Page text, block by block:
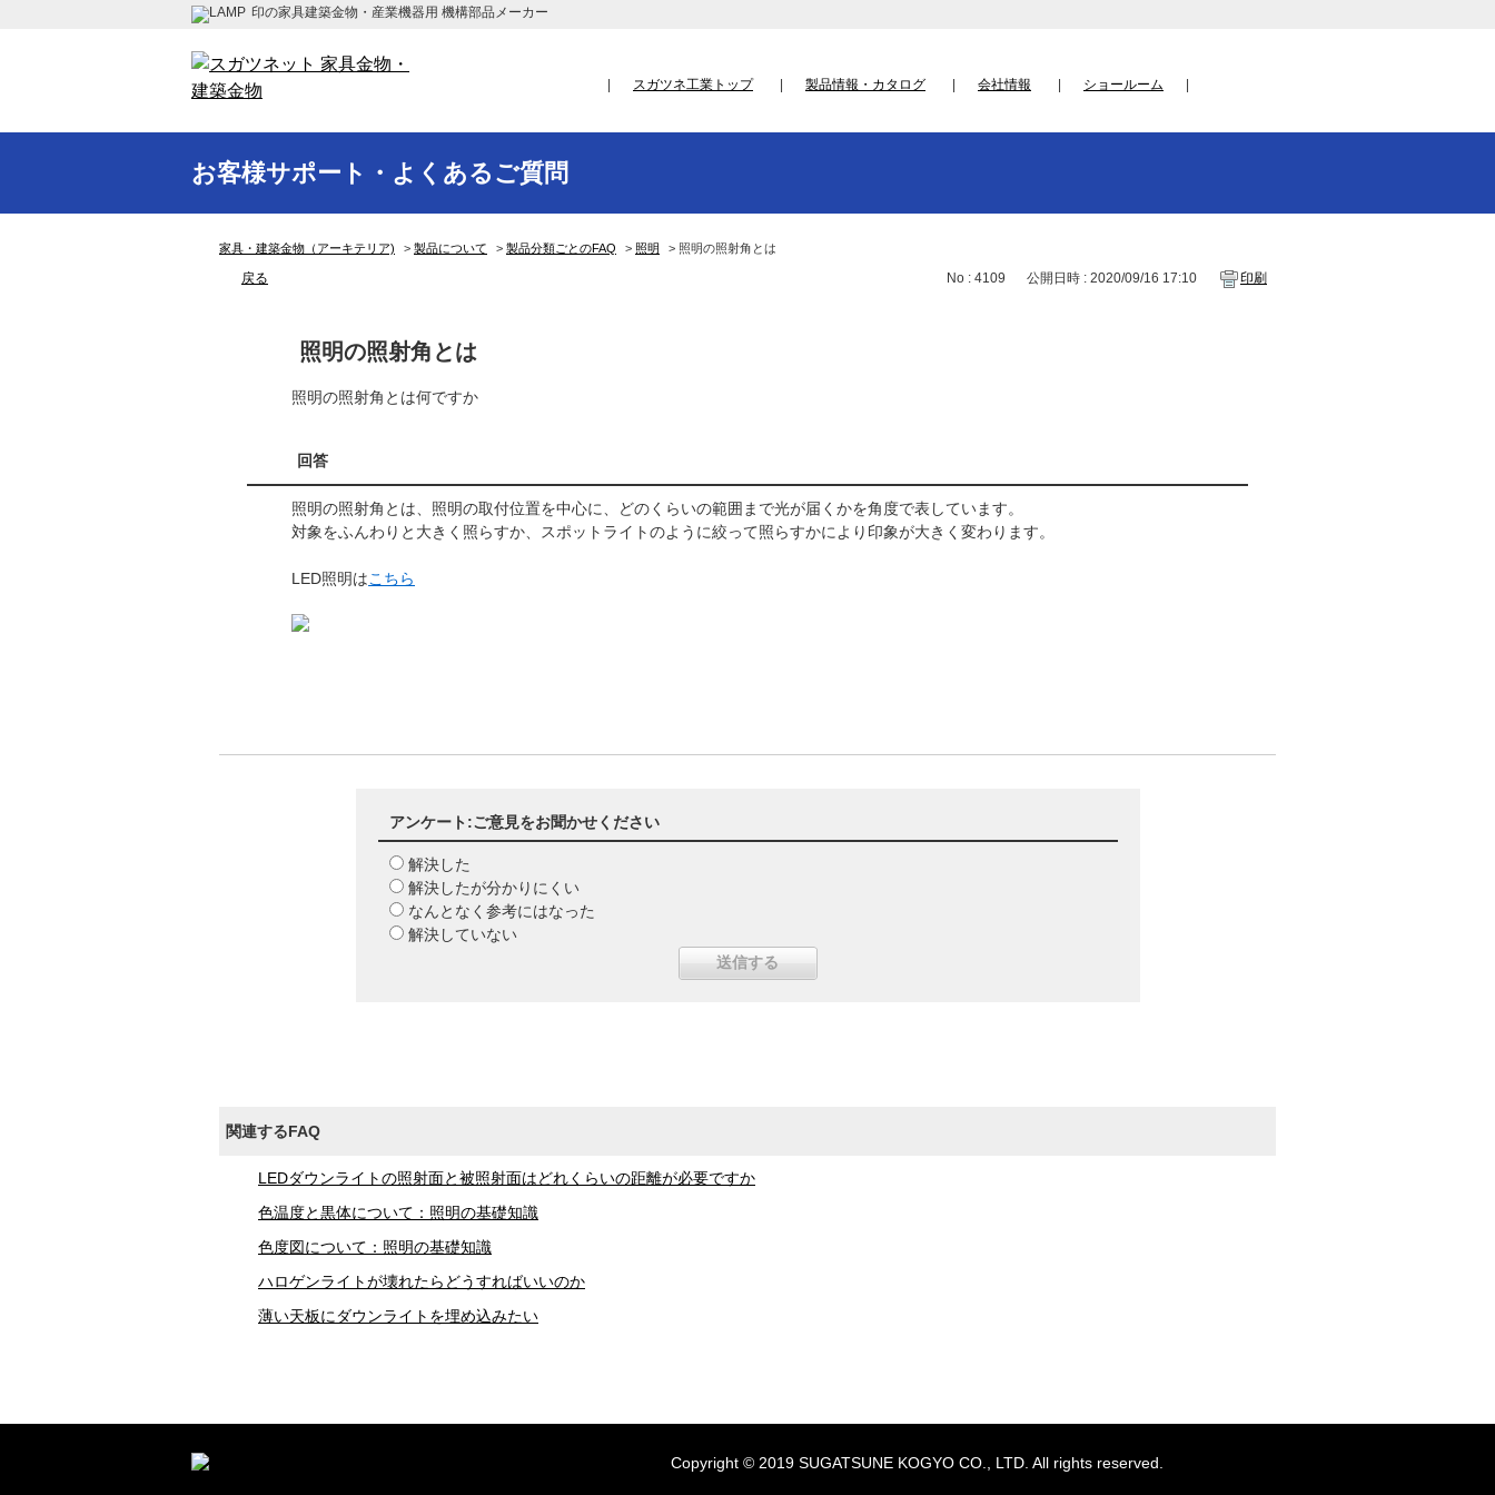
印の家具建築金物・産業機器用 機構部品メーカー
スガツネ工業トップ 製品情報・カタログ 会社情報 ショールーム
お客様サポート・よくあるご質問
家具・建築金物（アーキテリア) > 製品について > 製品分類ごとのFAQ > 照明 > 照明の照射角とは
戻る No : 4109 公開日時 : 2020/09/16 17:10 印刷
照明の照射角とは
照明の照射角とは何ですか
回答
照明の照射角とは、照明の取付位置を中心に、どのくらいの範囲まで光が届くかを角度で表しています。
対象をふんわりと大きく照らすか、スポットライトのように絞って照らすかにより印象が大きく変わります。
LED照明はこちら
アンケート:ご意見をお聞かせください
解決した
解決したが分かりにくい
なんとなく参考にはなった
解決していない
関連するFAQ
LEDダウンライトの照射面と被照射面はどれくらいの距離が必要ですか
色温度と黒体について：照明の基礎知識
色度図について：照明の基礎知識
ハロゲンライトが壊れたらどうすればいいのか
薄い天板にダウンライトを埋め込みたい
Copyright © 2019 SUGATSUNE KOGYO CO., LTD. All rights reserved.